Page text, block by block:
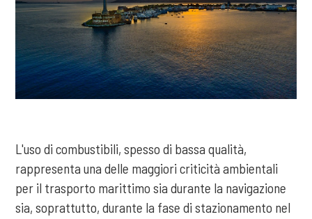
L'uso di combustibili, spesso di bassa qualità,
rappresenta una delle maggiori criticità ambientali
per il trasporto marittimo sia durante la navigazione
sia, soprattutto, durante la fase di stazionamento nel